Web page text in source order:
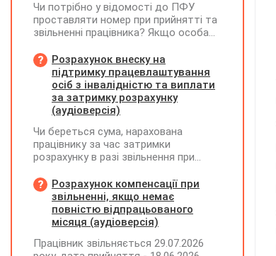
Чи потрібно у відомості до ПФУ
проставляти номер при прийнятті та
звільненні працівника? Якщо особа
місцем роботи та за сумісництвом,
чи рахується це як два роботодавці?
Розрахунок внеску на
підтримку працевлаштування
осіб з інвалідністю та виплати
за затримку розрахунку
(аудіоверсія)
Чи береться сума, нарахована
працівнику за час затримки
розрахунку в разі звільнення при
заробітної плати (винагороди), для
розрахунку внеску на підтримку
працевлаштування осіб з
інвалідністю?
Розрахунок компенсації при
звільненні, якщо немає
повністю відпрацьованого
місяця (аудіоверсія)
Працівник звільняється 29.07.2026